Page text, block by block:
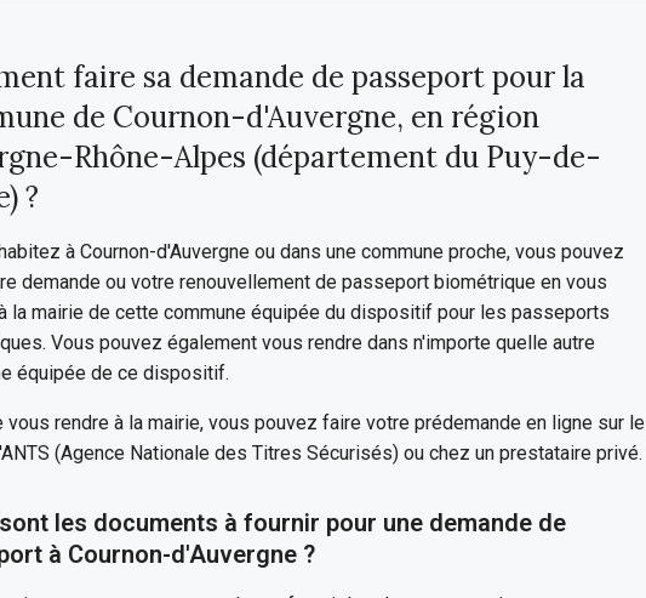
faire sa demande de passeport pour la
de Cournon-d'Auvergne, en région
Rhône-Alpes (département du Puy-de-
?
à Cournon-d'Auvergne ou dans une commune proche, vous pouvez
demande ou votre renouvellement de passeport biométrique en vous
la mairie de cette commune équipée du dispositif pour les passeports
Vous pouvez également vous rendre dans n'importe quelle autre
équipée de ce dispositif.
vous rendre à la mairie, vous pouvez faire votre prédemande en ligne sur le
(Agence Nationale des Titres Sécurisés) ou chez un prestataire privé.
les documents à fournir pour une demande de
à Cournon-d'Auvergne ?